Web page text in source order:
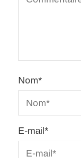
Nom*
E-mail*